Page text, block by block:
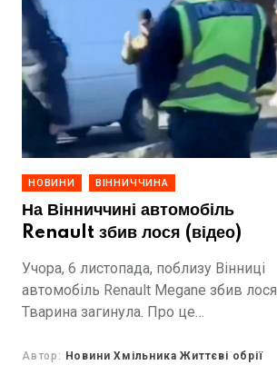
НОВИНИ ВІННИЧЧИНА
На Вінниччині автомобіль
Renault збив лося (відео)
Учора, 6 листопада, поблизу Вінниці
автомобіль Renault Megane збив лося.
Тварина загинула. Про це
посиланням на Depo.Вінниця.
Автор: Новини Хмільника Життєві обрії